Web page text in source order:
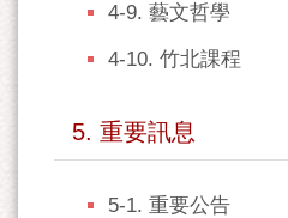
4-9. 藝文哲學
4-10. 竹北課程
5. 重要訊息
5-1. 重要公告